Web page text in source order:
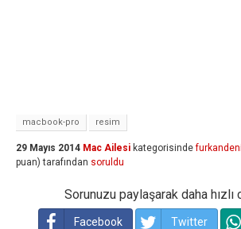
macbook-pro resim
29 Mayıs 2014 Mac Ailesi kategorisinde
puan) tarafından soruldu
Sorunuzu paylaşarak daha hızlı
Facebook Twitter